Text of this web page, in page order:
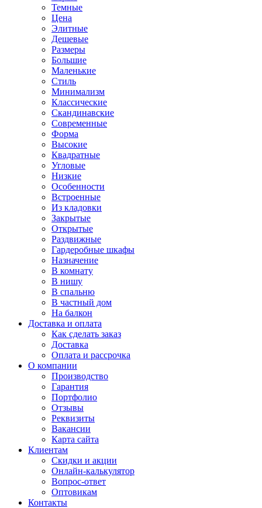
Темные
Цена
Элитные
Дешевые
Размеры
Большие
Маленькие
Стиль
Минимализм
Классические
Скандинавские
Современные
Форма
Высокие
Квадратные
Угловые
Низкие
Особенности
Встроенные
Из кладовки
Закрытые
Открытые
Раздвижные
Гардеробные шкафы
Назначение
В комнату
В нишу
В спальню
В частный дом
На балкон
Доставка и оплата
Как сделать заказ
Доставка
Оплата и рассрочка
О компании
Производство
Гарантия
Портфолио
Отзывы
Реквизиты
Вакансии
Карта сайта
Клиентам
Скидки и акции
Онлайн-калькулятор
Вопрос-ответ
Оптовикам
Контакты